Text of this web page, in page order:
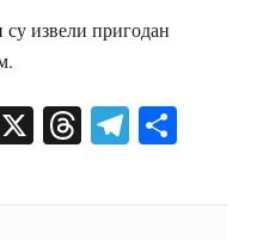
извели пригодан
X Threads